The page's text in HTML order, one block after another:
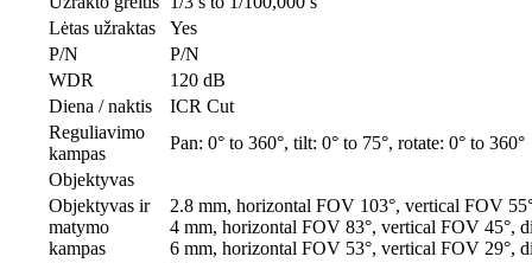
Lėtas užraktas
Yes
P/N
P/N
WDR
120 dB
Diena / naktis
ICR Cut
Reguliavimo
kampas
Pan: 0° to 360°, tilt: 0° to 75°, rotate: 0° to 360°
Objektyvas
Objektyvas ir
matymo
kampas
2.8 mm, horizontal FOV 103°, vertical FOV
4 mm, horizontal FOV 83°, vertical FOV 45°,
6 mm, horizontal FOV 53°, vertical FOV 29°,